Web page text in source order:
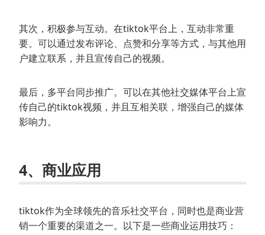
其次，积极参与互动。在tiktok平台上，互动非常重
要。可以通过发布评论、点赞和分享等方式，与其他用
户建立联系，并且宣传自己的视频。
最后，多平台同步推广。可以在其他社交媒体平台上宣
传自己的tiktok视频，并且互相关联，增强自己的媒体
影响力。
4、商业应用
tiktok作为全球领先的音乐社交平台，同时也是商业营
销一个重要的渠道之一。以下是一些商业运用技巧：